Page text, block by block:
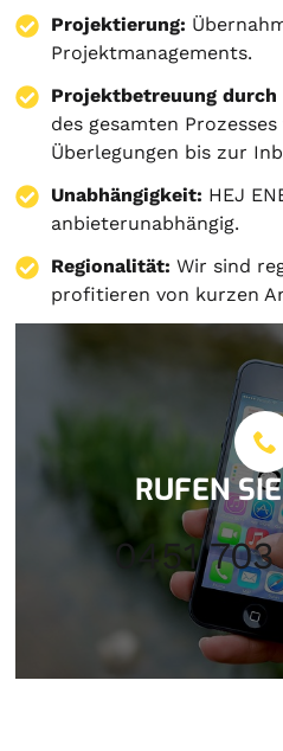
Projektierung:
Projektmanagements.
Projektbetreuung durch
des gesamten
Überlegungen bis zur
Unabhängigkeit: HEJ
anbieterunabhängig.
Regionalität: Wir sind
profitieren von kurzen
RUFEN
0451